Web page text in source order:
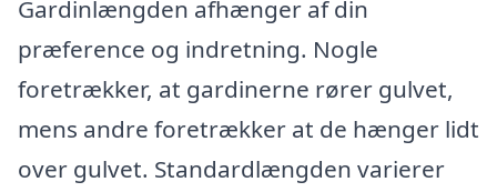
Gardinlængden afhænger af din
præference og indretning. Nogle
foretrækker, at gardinerne rører gulvet,
mens andre foretrækker at de hænger lidt
over gulvet. Standardlængden varierer